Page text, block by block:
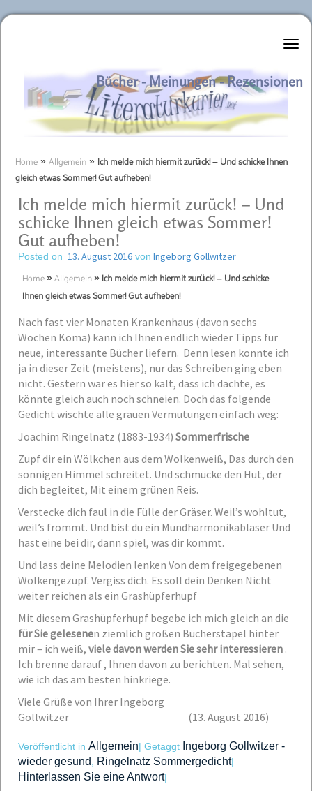
Literaturkurier.net
Bücher - Meinungen - Rezensionen
Home » Allgemein »
Ich melde mich hiermit zurück! – Und schicke Ihnen
gleich etwas Sommer! Gut aufheben!
Ich melde mich hiermit zurück! – Und
schicke Ihnen gleich etwas Sommer!
Gut aufheben!
Posted on 13. August 2016 von Ingeborg Gollwitzer
Home » Allgemein » Ich melde mich hiermit zurück! – Und schicke
Ihnen gleich etwas Sommer! Gut aufheben!
Nach fast vier Monaten Krankenhaus (davon sechs
Wochen Koma) kann ich Ihnen endlich wieder Tipps für
neue, interessante Bücher liefern. Denn lesen konnte ich
ja in dieser Zeit (meistens), nur das Schreiben ging eben
nicht. Gestern war es hier so kalt, dass ich dachte, es
könnte gleich auch noch schneien. Doch das folgende
Gedicht wischte alle grauen Vermutungen einfach weg:
Joachim Ringelnatz (1883-1934) Sommerfrische
Zupf dir ein Wölkchen aus dem Wolkenweiß, Das durch den
sonnigen Himmel schreitet. Und schmücke den Hut, der
dich begleitet, Mit einem grünen Reis.
Verstecke dich faul in die Fülle der Gräser. Weil’s wohltut,
weil’s frommt. Und bist du ein Mundharmonikabläser Und
hast eine bei dir, dann spiel, was dir kommt.
Und lass deine Melodien lenken Von dem freigegebenen
Wolkengezupf. Vergiss dich. Es soll dein Denken Nicht
weiter reichen als ein Grashüpferhupf
Mit diesem Grashüpferhupf begebe ich mich gleich an die
für Sie gelesenen ziemlich großen Bücherstapel hinter
mir – ich weiß, viele davon werden Sie sehr interessieren .
Ich brenne darauf , Ihnen davon zu berichten. Mal sehen,
wie ich das am besten hinkriege.
Viele Grüße von Ihrer Ingeborg
Gollwitzer (13. August 2016)
Veröffentlicht in Allgemein| Getaggt Ingeborg Gollwitzer -
wieder gesund
Ringelnatz Sommergedicht|
Hinterlassen Sie eine Antwort|